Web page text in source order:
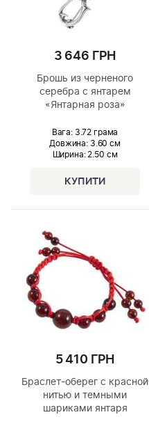
3 646 ГРН
Брошь из черненого
серебра с янтарем
«Янтарная роза»
Вага: 3.72 грама
Довжина: 3.60 см
Ширина: 2.50 см
5 410 ГРН
Браслет-оберег с красной
нитью и темными
шариками янтаря